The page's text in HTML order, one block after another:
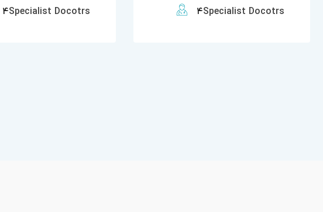
۴Specialist Docotrs ۴Specialist Docotrs